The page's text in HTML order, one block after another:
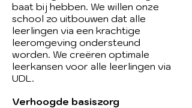
baat bij hebben. We willen onze
school zo uitbouwen dat alle
leerlingen via een krachtige
leeromgeving ondersteund
worden. We creëren optimale
leerkansen voor alle leerlingen via
UDL.
Verhoogde basiszorg